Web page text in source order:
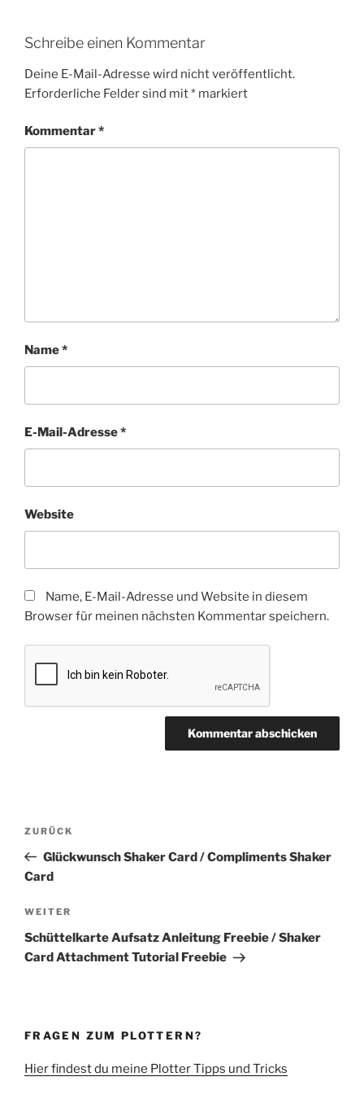
Schreibe einen Kommentar
Deine E-Mail-Adresse wird nicht veröffentlicht.
Erforderliche Felder sind mit* markiert
Kommentar*
Name*
E-Mail-Adresse*
Website
Name, E-Mail-Adresse und Website in diesem
Browser für meinen nächsten Kommentar speichern.
Beitragsnavigation
Vorheriger
Beitrag
ZURÜCK
Glückwunsch Shaker Card / Compliments Shaker
Card
Nächster
Beitrag
WEITER
Schüttelkarte Aufsatz Anleitung Freebie / Shaker
Card Attachment Tutorial Freebie
FRAGEN ZUM PLOTTERN?
Hier findest du meine Plotter Tipps und Tricks